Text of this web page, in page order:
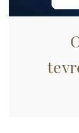
con altre